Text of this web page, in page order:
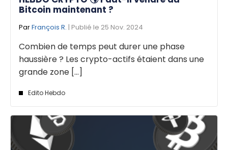
Bitcoin maintenant ?
ParFrançois R. | Publié le 25 Nov. 2024
Combien de temps peut durer une phase
haussière ? Les crypto-actifs étaient dans une
grande zone [...]
Edito Hebdo